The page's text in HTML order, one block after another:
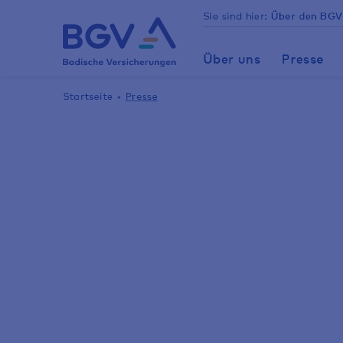
Sie sind hier: Über den BGV
Über uns Presse
Startseite Presse